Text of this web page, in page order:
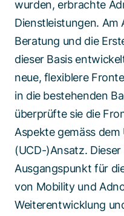
wurden, erbrachte
Dienstleistungen. Am
Beratung und die
dieser Basis
neue, flexiblere
in die bestehenden
überprüfte sie die
Aspekte gemäss
(UCD-)Ansatz.
Ausgangspunkt für
von Mobility und
Weiterentwicklung